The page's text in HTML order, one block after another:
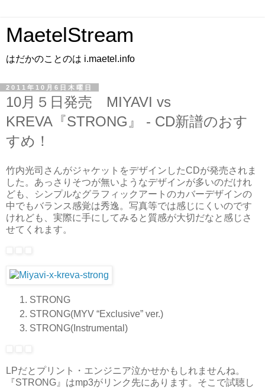
MaetelStream
はだかのことのは i.maetel.info
2011年10月6日木曜日
10月５日発売 MIYAVI vs
KREVA『STRONG』 - CD新譜のおす
すめ！
竹内光司さんがジャケットをデザインしたCDが発売されま
した。あっさりそつが無いようなデザインが多いのだけれ
ども、シンプルなグラフィックアートのカバーデザインの
中でもバランス感覚は秀逸。写真等では感じにくいのです
けれども、実際に手にしてみると質感が大切だなと感じさ
せてくれます。
STRONG
STRONG(MYV “Exclusive” ver.)
STRONG(Instrumental)
LPだとプリント・エンジニア泣かせかもしれませんね。
『STRONG』はmp3がリンク先にあります。そこで試聴し